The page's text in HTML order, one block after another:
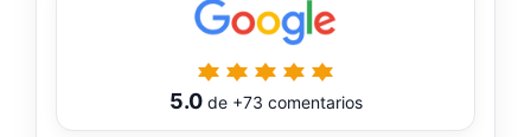
5.0de +73 comentarios